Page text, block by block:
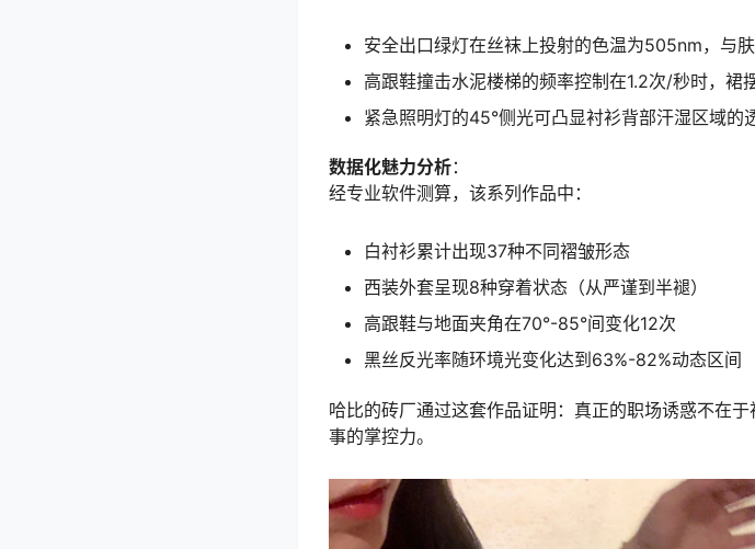
安全出口绿灯在丝袜上投射的色温为505nm，与
高跟鞋撞击水泥楼梯的频率控制在1.2次/秒时，裙
紧急照明灯的45°侧光可凸显衬衫背部汗湿区域的
数据化魅力分析：
经专业软件测算，该系列作品中：
白衬衫累计出现37种不同褶皱形态
西装外套呈现8种穿着状态（从严谨到半褪）
高跟鞋与地面夹角在70°-85°间变化12次
黑丝反光率随环境光变化达到63%-82%动态区间
哈比的砖厂通过这套作品证明：真正的职场诱惑不在
事的掌控力。